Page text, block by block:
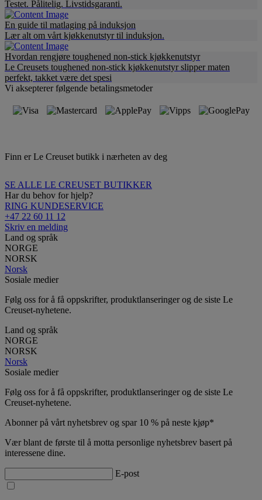
Testet. Pålitelig. Livstidsgaranti.
En guide til matlaging på induksjon
Lær alt om vårt kjøkkenutstyr til induksjon.
Hvordan rengjøre toughened non-stick kjøkkenutstyr
Le Creusets toughened non-stick kjøkkenutstyr slipper maten
perfekt, takket være det spesi
Vi aksepterer følgende betalingsmetoder
Finn er Le Creuset butikk i nærheten av deg
SE ALLE LE CREUSET BUTIKKER
Har du behov for hjelp?
RING KUNDESERVICE
+47 22 60 11 12
Skriv en melding
Land og språk
NORGE
NORSK
Norsk
Sosiale medier
Følg oss for å få oppskrifter, produktlanseringer og de siste Le
Creuset-nyhetene.
Land og språk
NORGE
NORSK
Norsk
Sosiale medier
Følg oss for å få oppskrifter, produktlanseringer og de siste Le
Creuset-nyhetene.
Abonner på vårt nyhetsbrev og spar 10 % på neste kjøp*
Vær blant de første til å motta personlige nyhetsbrev basert på
interessene dine.
E-post